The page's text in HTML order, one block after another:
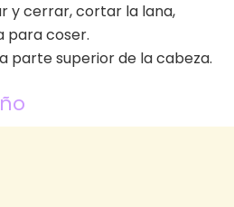
y cerrar, cortar la lana,
para coser.
parte superior de la cabeza.